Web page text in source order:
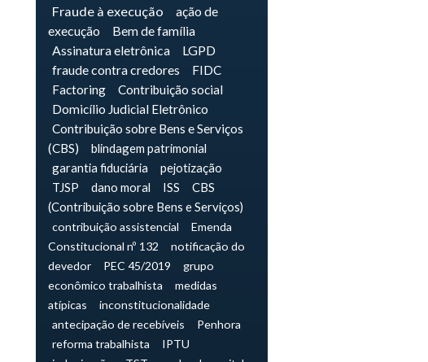
Fraude à execução
ação de
execução
Bem de família
Assinatura eletrônica
LGPD
fraude contra credores
FIDC
Factoring
Contribuição social
Domicílio Judicial Eletrônico
Contribuição sobre Bens e Serviços
(CBS)
blindagem patrimonial
garantia fiduciária
pejotização
TJSP
dano moral ISS
CBS
(Contribuição sobre Bens e Serviços)
contribuição assistencial
Emenda
Constitucional nº 132
notificação do
devedor
PEC 45/2019
grupo
econômico trabalhista
medidas
atípicas
inconstitucionalidade
antecipação de recebíveis
Penhora
reforma trabalhista
IPTU